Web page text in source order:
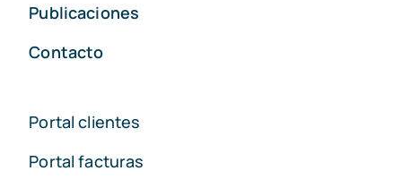
Publicaciones
Contacto
Portal clientes
Portal facturas